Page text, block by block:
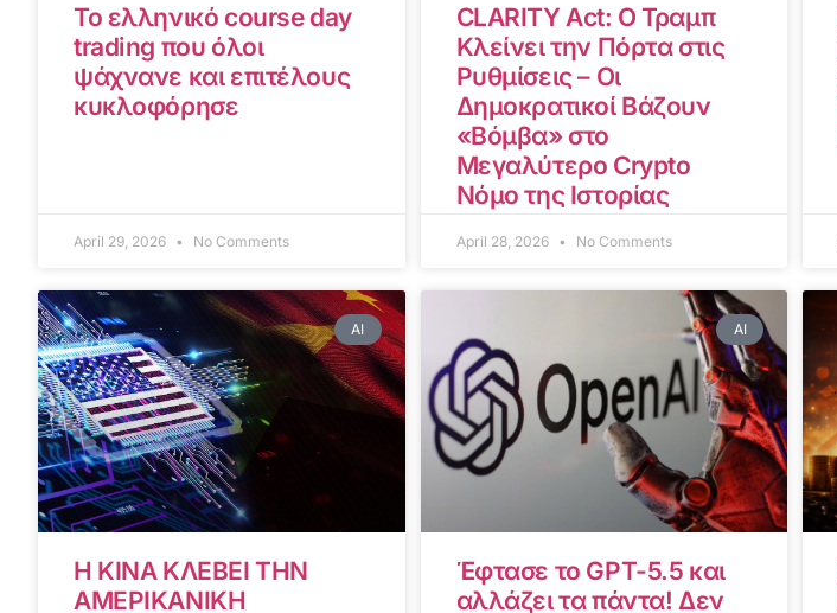
Το ελληνικό course day
trading που όλοι
ψάχνανε και επιτέλους
κυκλοφόρησε
April 29, 2026 No Comments
CLARITY Act: Ο Τραμπ
Κλείνει την Πόρτα στις
Ρυθμίσεις – Οι
Δημοκρατικοί Βάζουν
«Βόμβα» στο
Μεγαλύτερο Crypto
Νόμο της Ιστορίας
April 28, 2026 No Comments
AI
Η ΚΙΝΑ ΚΛΕΒΕΙ ΤΗΝ
ΑΜΕΡΙΚΑΝΙΚΗ
AI
Έφτασε το GPT-5.5 και
αλλάζει τα πάντα! Δεν